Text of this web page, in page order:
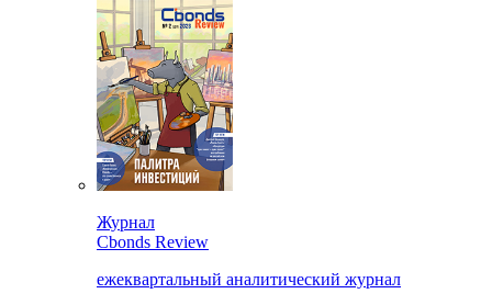
Журнал
Cbonds Review
ежеквартальный аналитический журнал